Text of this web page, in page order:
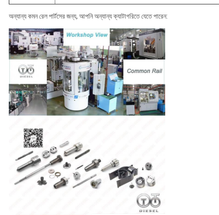
অন্যান্য কমন রেল পার্টসের জন্য, আপনি অন্যান্য ক্যাটাগরিতে যেতে পারেন: